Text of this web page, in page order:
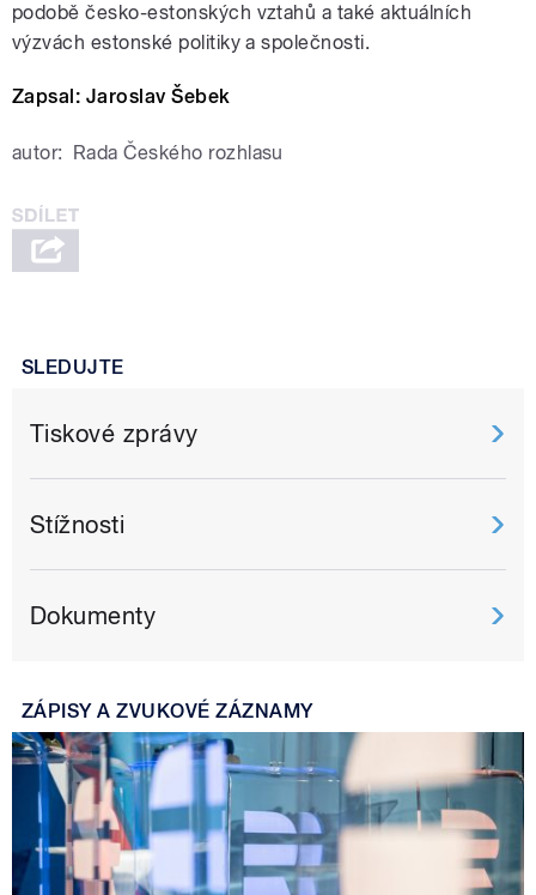
podobě česko-estonských vztahů a také aktuálních
výzvách estonské politiky a společnosti.
Zapsal: Jaroslav Šebek
autor: Rada Českého rozhlasu
SLEDUJTE
Tiskové zprávy
Stížnosti
Dokumenty
ZÁPISY A ZVUKOVÉ ZÁZNAMY